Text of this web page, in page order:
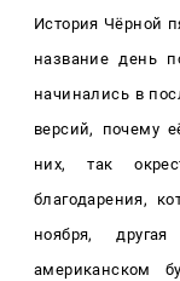
История Чёрной
название день
начинались в
версий, почему
них, так
благодарения,
ноября,
американском